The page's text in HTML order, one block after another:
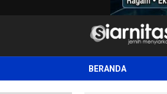
siarnitas
Jernih Menyiarkan
BERANDA